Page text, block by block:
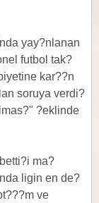
yay?nlanan
futbol tak?
kar??n
soruya verdi?
?eklinde
ma?
ligin en de?
ve